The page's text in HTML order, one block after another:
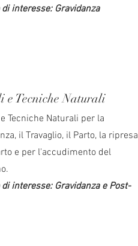
di interesse: Gravidanza
e Tecniche Naturali
Tecniche Naturali per la
il Travaglio, il Parto, la ripresa
e per l'accudimento del
di interesse: Gravidanza e Post-